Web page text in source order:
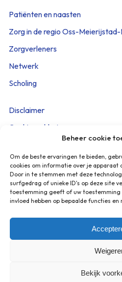
Beheer cookie
Om de beste ervaringen te bieden,
cookies om informatie over je apparaat
Door in te stemmen met deze
surfgedrag of unieke ID's op deze site
toestemming geeft of uw toestemming
invloed hebben op bepaalde functies en
Bekijk
Patiënten en naasten
Zorg in de regio Oss-
Zorgverleners
Netwerk
Scholing
Disclaimer
Cookieverklaring
Beveiligingskwetsbaarheid
Heeft u vragen? Stuur een mail
info@netwerkpalliatievezorg.info